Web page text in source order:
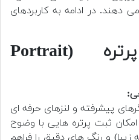
می دهند. در ادامه به کاربردهای
1. عکاسی پرتره (Portrait
پیشرفته و لنزهای حرفه ای
امکان ثبت پرتره هایی با وضوح
زیبا) و رنگ های دقیق را فراهم